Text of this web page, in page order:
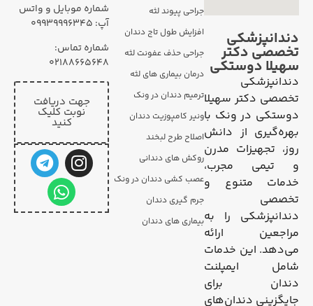
دندانپزشکی
تخصصی دکتر
سهیلا دوستکی
دندانپزشکی
تخصصی دکتر سهیلا
دوستکی در ونک با
بهره‌گیری از دانش
روز، تجهیزات مدرن
و تیمی مجرب،
خدمات متنوع و
تخصصی
دندانپزشکی را به
مراجعین ارائه
می‌دهد. این خدمات
شامل ایمپلنت
دندان برای
جایگزینی دندان‌های
جراحی پیوند لثه
افزایش طول تاج دندان
جراحی حذف عفونت لثه
درمان بیماری های لثه
ترمیم دندان در ونک
ونیر کامپوزیت دندان
اصلاح طرح لبخند
روکش های دندانی
عصب کشی دندان در ونک
جرم گیری دندان
بیماری های دندان
شماره موبایل و واتس
آپ: ۰۹۹۳۹۹۹۶۳۴۵
شماره تماس:
02188665648
جهت دریافت
نوبت کلیک
کنید